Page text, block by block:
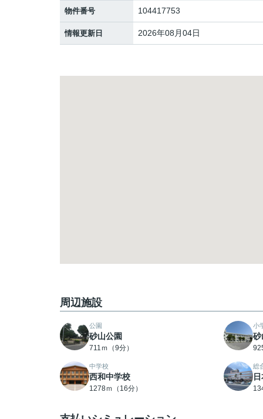
物件番号 104417753
情報更新日 2026年08月04日
周辺施設
公園
砂山公園
711ｍ（9分）
小
砂
中学校
西和中学校
1278ｍ（16分）
総